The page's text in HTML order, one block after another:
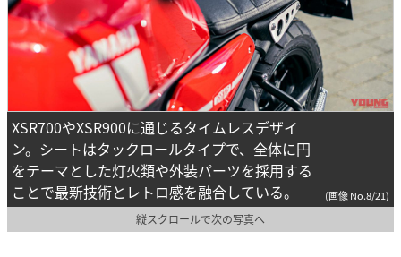
XSR700やXSR900に通じるタイムレスデザイ
ン。シートはタックロールタイプで、全体に円
をテーマとした灯火類や外装パーツを採用する
ことで最新技術とレトロ感を融合している。
(画像 No.8/21)
縦スクロールで次の写真へ